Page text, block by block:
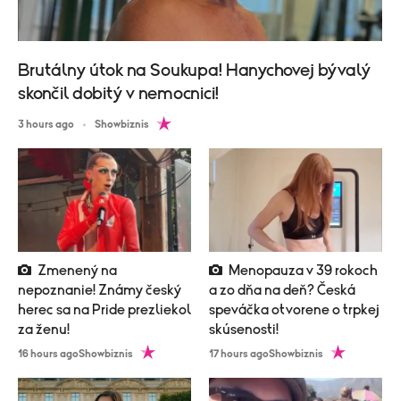
Brutálny útok na Soukupa! Hanychovej bývalý
skončil dobitý v nemocnici!
3 hours ago Showbiznis
nepoznanie! Známy český
herec sa na Pride prezliekol
za ženu!
16 hours agoShowbiznis
a zo dňa na deň? Česká
speváčka otvorene o trpkej
skúsenosti!
17 hours agoShowbiznis